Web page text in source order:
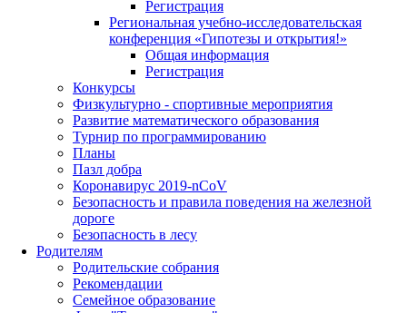
Регистрация
Региональная учебно-исследовательская
конференция «Гипотезы и открытия!»
Общая информация
Регистрация
Конкурсы
Физкультурно - спортивные мероприятия
Развитие математического образования
Турнир по программированию
Планы
Пазл добра
Коронавирус 2019-nCoV
Безопасность и правила поведения на железной
дороге
Безопасность в лесу
Родителям
Родительские собрания
Рекомендации
Семейное образование